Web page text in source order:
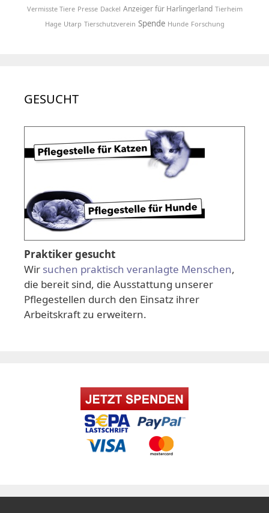
Vermisste Tiere Presse Dackel Anzeiger für Harlingerland Tierheim
Hage Utarp Tierschutzverein Spende Hunde Forschung
GESUCHT
Praktiker gesucht
Wir suchen praktisch veranlagte Menschen,
die bereit sind, die Ausstattung unserer
Pflegestellen durch den Einsatz ihrer
Arbeitskraft zu erweitern.